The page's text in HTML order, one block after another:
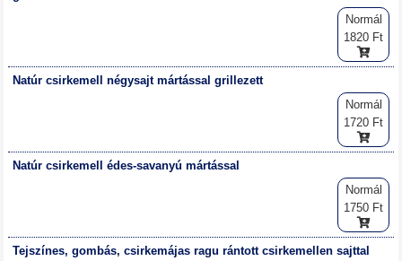
Normál
1820 Ft
Natúr csirkemell négysajt mártással grillezett
Normál
1720 Ft
Natúr csirkemell édes-savanyú mártással
Normál
1750 Ft
Tejszínes, gombás, csirkemájas ragu rántott csirkemellen sajttal